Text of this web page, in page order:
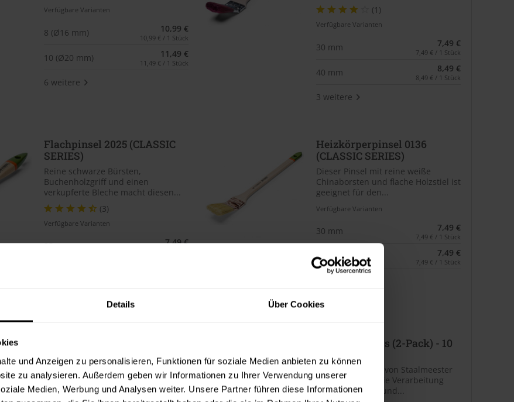
Details Über Cookies
und Anzeigen zu personalisieren, Funktionen für soziale Medien anbieten zu können
zu analysieren. Außerdem geben wir Informationen zu Ihrer Verwendung unserer
Medien, Werbung und Analysen weiter. Unsere Partner führen diese Informationen
Verfügbare Varianten
8 (Ø16 mm) 10,99 €
10,99 € / 1 Stück
10 (Ø20 mm) 11,49 €
11,49 € / 1 Stück
6 weitere
(1)
Verfügbare Varianten
30 mm 7,49 €
7,49 € / 1 Stück
40 mm 8,49 €
8,49 € / 1 Stück
3 weitere
Flachpinsel 2025 (CLASSIC
SERIES)
Reine schwarze Bürsten,
Buchenholzgriff und einen
verkupferte Bleche macht diesen...
(3)
Verfügbare Varianten
25 mm 7,49 €
Heizkörperpinsel 0136
(CLASSIC SERIES)
Dieser Pinsel mit reine weiße
Chinaborsten und flache Holzstiel ist
geeignet für den...
Verfügbare Varianten
30 mm 7,49 €
7,49 € / 1 Stück
40 mm 7,49 €
7,49 € / 1 Stück
Polyestermix 2910
Ein universelle Flächenstreicher mit
Staalmeester® Polyestermix. 70%
tops, Rostfreier...
Quality Rollers (2-Pack) - 10
Die Mikrofilzrolle von Staalmeester
eignen sich für die Verarbeitung
aller Lackfarben und...